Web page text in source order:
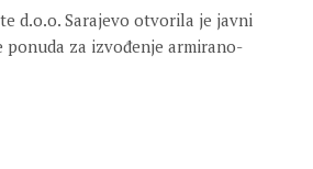
d.o.o. Sarajevo otvorila je javni
za izvođenje armirano-